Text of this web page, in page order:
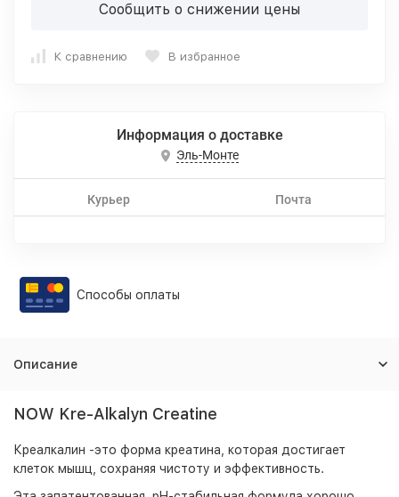
Сообщить о снижении цены
К сравнению В избранное
Информация о доставке
Эль-Монте
Курьер Почта
Способы оплаты
Описание
NOW Kre-Alkalyn Creatine
Креалкалин -это форма креатина, которая достигает
клеток мышц, сохраняя чистоту и эффективность.